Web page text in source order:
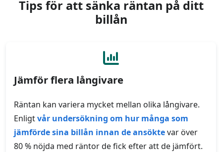
Tips för att sänka räntan på ditt
billån
Jämför flera långivare
Räntan kan variera mycket mellan olika långivare.
Enligtvår undersökning om hur många som
jämförde sina billån innan de ansöktevar över
80 % nöjda med räntor de fick efter att de jämfört.